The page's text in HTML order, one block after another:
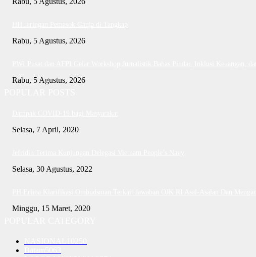
Rabu, 5 Agustus, 2026
Rabu, 5 Agustus, 2026
Selasa, 7 April, 2020
Selasa, 30 Agustus, 2022
Minggu, 15 Maret, 2020